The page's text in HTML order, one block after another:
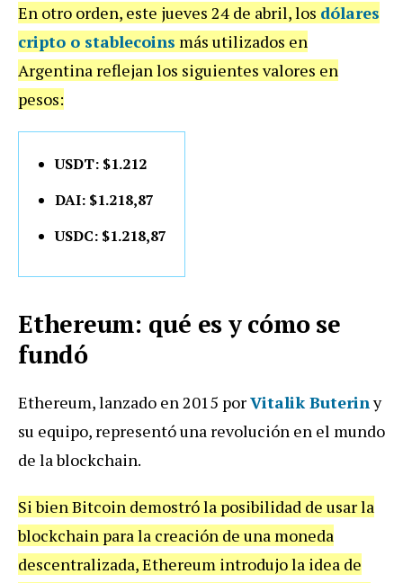
En otro orden, este jueves 24 de abril, los dólares
cripto o stablecoins más utilizados en
Argentina reflejan los siguientes valores en
pesos:
USDT: $1.212
DAI: $1.218,87
USDC: $1.218,87
Ethereum: qué es y cómo se
fundó
Ethereum, lanzado en 2015 porVitalik Buteriny
su equipo, representó una revolución en el mundo
de la blockchain.
Si bien Bitcoin demostró la posibilidad de usar la
blockchain para la creación de una moneda
descentralizada, Ethereum introdujo la idea de